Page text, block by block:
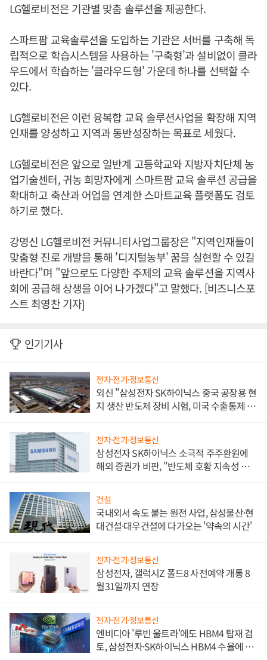
LG헬로비전은 기관별 맞춤 솔루션을 제공한다.
스파트팜 교육솔루션을 도입하는 기관은 서버를 구축해 독
립적으로 학습시스템을 사용하는 '구축형'과 설비없이 클라
우드에서 학습하는 '클라우드형' 가운데 하나를 선택할 수
있다.
LG헬로비전은 이런 융복합 교육 솔루션사업을 확장해 지역
인재를 양성하고 지역과 동반성장하는 목표로 세웠다.
LG헬로비전은 앞으로 일반계 고등학교와 지방자치단체 농
업기술센터, 귀농 희망자에게 스마트팜 교육 솔루션 공급을
확대하고 축산과 어업을 연계한 스마트교육 플랫폼도 검토
하기로 했다.
강명신 LG헬로비전 커뮤니티사업그룹장은 "지역인재들이
맞춤형 진로 개발을 통해 '디지털농부' 꿈을 실현할 수 있길
바란다"며 "앞으로도 다양한 주제의 교육 솔루션을 지역사
회에 공급해 상생을 이어 나가겠다"고 말했다. [비즈니스포
스트 최영찬 기자]
인기기사
전자·전기·정보통신
외신 "삼성전자 SK하이닉스 중국 공장용 현
지 생산 반도체 장비 시험, 미국 수출통제 대
전자·전기·정보통신
삼성전자 SK하이닉스 소극적 주주환원에
해외 증권가 비판, "반도체 호황 지속성 의
건설
국내외서 속도 붙는 원전 사업, 삼성물산·현
대건설·대우건설에 다가오는 '약속의 시간'
전자·전기·정보통신
삼성전자, 갤럭시Z 폴드8 사전예약 개통 8
월31일까지 연장
전자·전기·정보통신
엔비디아 '루빈 울트라'에도 HBM4 탑재 검
토, 삼성전자·SK하이닉스 HBM4 수율에 주